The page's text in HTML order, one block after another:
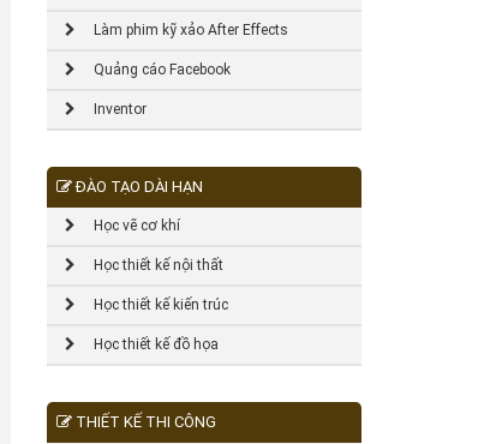
Làm phim kỹ xảo After Effects
Quảng cáo Facebook
Inventor
ĐÀO TẠO DÀI HẠN
Học vẽ cơ khí
Học thiết kế nội thất
Học thiết kế kiến trúc
Học thiết kế đồ họa
THIẾT KẾ THI CÔNG